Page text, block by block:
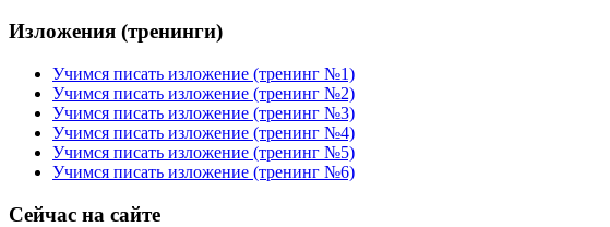
Изложения (тренинги)
Учимся писать изложение (тренинг №1)
Учимся писать изложение (тренинг №2)
Учимся писать изложение (тренинг №3)
Учимся писать изложение (тренинг №4)
Учимся писать изложение (тренинг №5)
Учимся писать изложение (тренинг №6)
Сейчас на сайте